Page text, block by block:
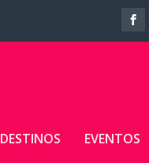
DESTINOS EVENTOS